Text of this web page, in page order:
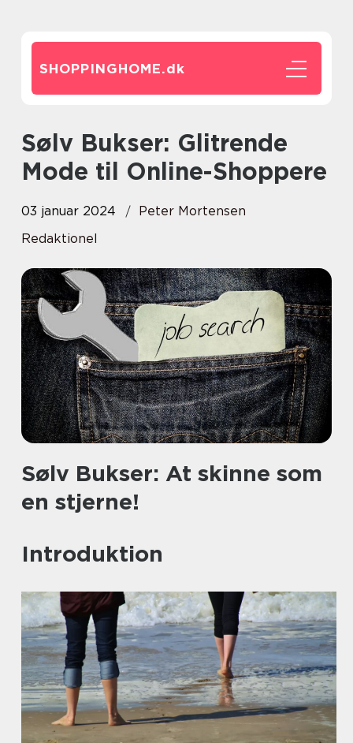
SHOPPINGHOME.dk
Sølv Bukser: Glitrende
Mode til Online-Shoppere
03 januar 2024
Peter Mortensen
Redaktionel
Sølv Bukser: At skinne som
en stjerne!
Introduktion